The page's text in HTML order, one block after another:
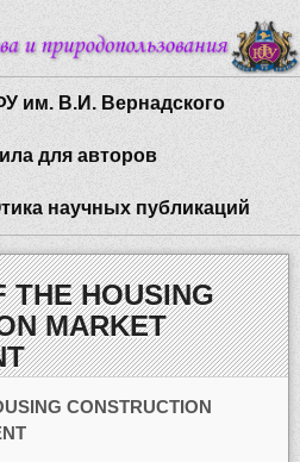
им. В.И. Вернадского
для авторов
научных публикаций
THE HOUSING
MARKET
CONSTRUCTION